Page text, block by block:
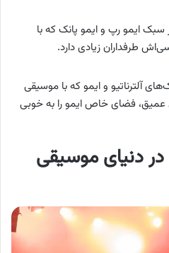
ایمو رپ و ایمو پانک که با
طرفداران زیادی دارد.
آلترناتیو و ایمو که با موسیقی
فضای خاص ایمو را به خوبی
در دنیای موسیقی